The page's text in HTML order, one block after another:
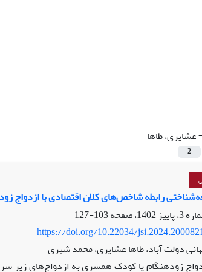
عشایری، طاها
2
رابطه شاخص‌های کلان اقتصادی با ازدواج
103-127
https://doi.org/10.22034/
دولت آباد، طاها عشایری، محمد شیری
زودهنگام یا کودک همسری به ازدواج‌های زیر